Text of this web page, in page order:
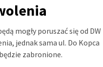
mogły poruszać się od DW
jednak sama ul. Do Kopca
zabronione.